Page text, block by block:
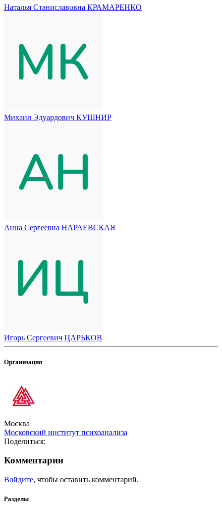
Наталья Станиславовна КРАМАРЕНКО
Михаил Эдуардович КУШНИР
Анна Сергеевна НАРАЕВСКАЯ
Игорь Сергеевич ЦАРЬКОВ
Организация
Москва
Московский институт психоанализа
Поделиться:
Комментарии
Войдите, чтобы оставить комментарий.
Разделы